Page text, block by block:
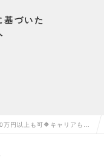
基づいた
万円以上も可🔶キャリアもラ